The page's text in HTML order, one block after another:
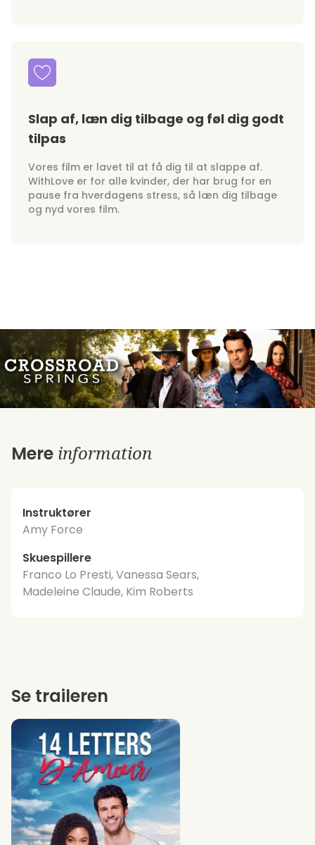
Slap af, læn dig tilbage og føl dig godt
tilpas
Vores film er lavet til at få dig til at slappe af.
WithLove er for alle kvinder, der har brug for en
pause fra hverdagens stress, så læn dig tilbage
og nyd vores film.
Mere information
Instruktører
Amy Force
Skuespillere
Franco Lo Presti, Vanessa Sears,
Madeleine Claude, Kim Roberts
Se traileren